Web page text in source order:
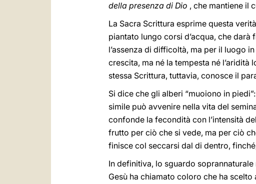
della presenza di Dio , che mantiene il
La Sacra Scrittura esprime questa
piantato lungo corsi d’acqua, che
l’assenza di difficoltà, ma per il luogo
crescita, ma né la tempesta né
stessa Scrittura, tuttavia, conosce il
Si dice che gli alberi “muoiono in
simile può avvenire nella vita del
confonde la fecondità con l’intensità
frutto per ciò che si vede, ma per ciò
finisce col seccarsi dal di dentro,
In definitiva, lo sguardo
Gesù ha chiamato coloro che ha scelto